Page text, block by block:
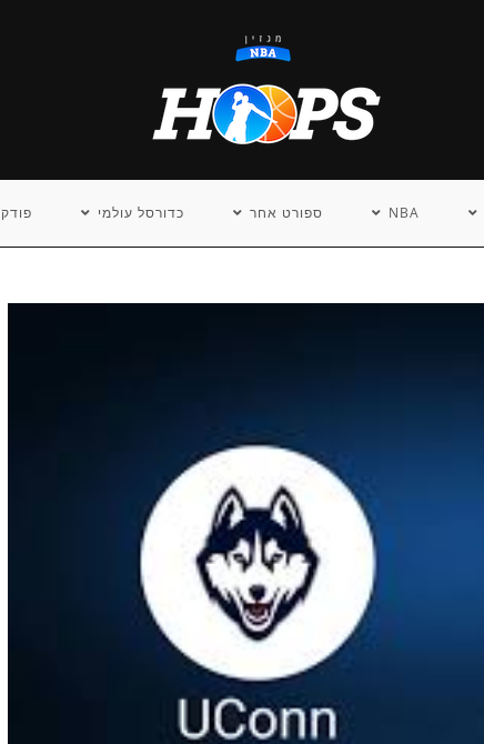
NBA ספורט אחר כדורסל עולמי